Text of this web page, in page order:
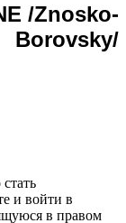
/Znosko-
Borovsky/
и войти в
в правом